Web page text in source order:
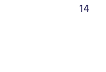
14